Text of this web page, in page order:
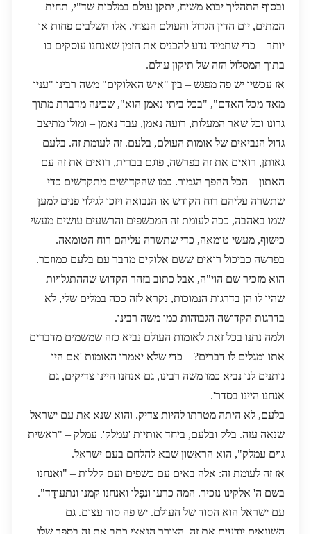
ובסוף התהליך יבוא משיח, יתקן עולם במלכות שד"י, תחית
המתים, יום הדין הגדול והעולם הנצחי. אלו השלבים פחות או
יותר – כדי שתמיד נדע להכניס את הזמן שאנחנו עוסקים בו
בתוך המסלול הזה של תיקון עולם.
אז עכשיו יש פה מפגש – בין "איש האלוקים" משה רבינו "עניו
מאד מכל האדם", "בכל ביתי נאמן הוא", שכינה מדברת מתוך
גרונו וכל שאר המעלות, רועה נאמן, עבד נאמן – ומולו מתיצב
גדול הנביאים של אומות העולם, בלעם. זה לעומת זה. בלעם –
גאותן, רואים את זה בפרשה, פוגם בברית, רואים את זה עם
האתון – הכל ההפך הגמור. כמו שהקדושים מתקדשים כדי
שתשרה עליהם רוח הקודש או הנבואה ויזכו לגילוי פנים למען
שמו באהבה, ככה לעומת זה המכשפים והרשעים עושים מעשי
כישוף, מעשי טומאה, כדי שתשרה עליהם רוח הטומאה.
בפרשה כביכול רואים ששם אלוקים מדבר עם בלעם כמוזכר.
הוא מזכיר שם הוי"ה, אבל כתוב בזהר הקדוש שההתגלויות
שהיו לו הן בדרגות הנמוכות, נקרא לזה ככה במלים שלי, לא
בדרגות הקדושה הגבוהות כמו משה רבינו.
ולמה נתנו בכל זאת לאומות העולם נביא כזה שמשמים מדברים
אתו ומגלים לו דברים? – כדי שלא יאמרו האומות 'אם היו
נותנים לנו נביא כמו משה רבינו, גם אנחנו היינו צדיקים, גם
אנחנו היינו בסדר'.
בלעם, לא היתה מטרתו להיות צדיק. והוא שנא את עם ישראל
שנאה עזה. בלק ובלעם, ביחד אותיות 'עמלק'. עמלק – "ראשית
גוים עמלק", הוא הראשון שבא להלחם בעם ישראל.
אז זה לעומת זה: אלה באים עם כשפים ועם קללות – "ואנחנו
בשם ה' אלקינו נזכיר. המה כרעו ונפָלו ואנחנו קמנו ונתעודָד".
עם ישראל הוא הסוד של העולם. יש פה סוד עצום. גם